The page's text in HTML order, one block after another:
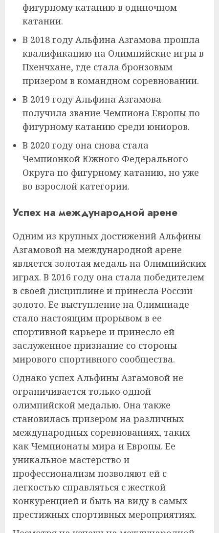
фигурному катанию в одиночном
катании.
В 2018 году Альфина Азгамова прошла
квалификацию на Олимпийские игры в
Пхенчхане, где стала бронзовым
призером в командном соревновании.
В 2019 году Альфина Азгамова
получила звание Чемпиона Европы по
фигурному катанию среди юниоров.
В 2020 году она снова стала
Чемпионкой Южного Федерального
Округа по фигурному катанию, но уже
во взрослой категории.
Успех на международной арене
Одним из крупных достижений Альфины
Азгамовой на международной арене
является золотая медаль на Олимпийских
играх. В 2016 году она стала победителем
в своей дисциплине и принесла России
золото. Ее выступление на Олимпиаде
стало настоящим прорывом в ее
спортивной карьере и принесло ей
заслуженное признание со стороны
мирового спортивного сообщества.
Однако успех Альфины Азгамовой не
ограничивается только одной
олимпийской медалью. Она также
становилась призером на различных
международных соревнованиях, таких
как Чемпионаты мира и Европы. Ее
уникальное мастерство и
профессионализм позволяют ей с
легкостью справляться с жесткой
конкуренцией и быть на виду в самых
престижных спортивных мероприятиях.